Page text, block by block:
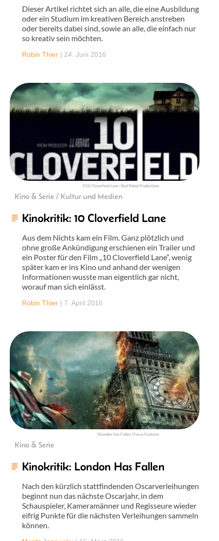
Dieser Artikel richtet sich an alle, die eine Ausbildung
oder ein Studium im kreativen Bereich anstreben
oder bereits dabei sind, sowie an alle, die einfach nur
so kreativ sein möchten.
Robin Thier | 24. Juni 2016
©10 Cloverfield Lane | Bad Robot Productions
Kino & Serie / Kultur und Medien
Kinokritik: 10 Cloverfield Lane
Aus dem Nichts kam ein Film. Ganz plötzlich und
ohne große Ankündigung erschienen ein Trailer und
ein Poster für den Film „10 Cloverfield Lane“, wenig
später kam er ins Kino und anhand der wenigen
Informationen wusste man eigentlich gar nicht,
worauf man sich einlässt.
Robin Thier | 7. April 2016
©London Has Fallen | Focus Features
Kino & Serie
Kinokritik: London Has Fallen
Nach den kürzlich stattfindenden Oscarverleihungen
beginnt nun das nächste Oscarjahr, in dem
Schauspieler, Kameramänner und Regisseure wieder
eifrig Punkte für die nächsten Verleihungen sammeln
können.